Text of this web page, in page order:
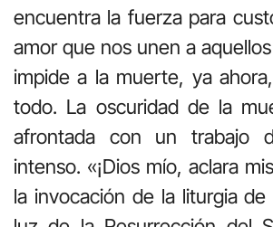
encuentra la fuerza para
amor que nos unen a
impide a la muerte, ya
todo. La oscuridad de la
afrontada con un trabajo
intenso. «¡Dios mío, aclara
la invocación de la liturgia